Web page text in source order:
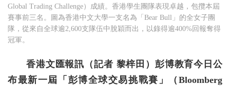
Global Trading Challenge）成績。香港學生團隊表現卓越，包攬本屆
賽事前三名。圖為香港中文大學一支名為「Bear Bull」的全女子團
隊，從來自全球逾2,600支隊伍中脫穎而出，以錄得逾400%回報奪得
冠軍。
香港文匯報訊（記者 黎梓田）彭博教育今日公
布最新一屆「彭博全球交易挑戰賽」（Bloomberg